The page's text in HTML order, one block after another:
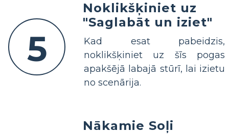
5
Noklikšķiniet uz
"Saglabāt un iziet"
Kad esat pabeidzis,
noklikšķiniet uz šīs pogas
apakšējā labajā stūrī, lai izietu
no scenārija.
Nākamie Soļi